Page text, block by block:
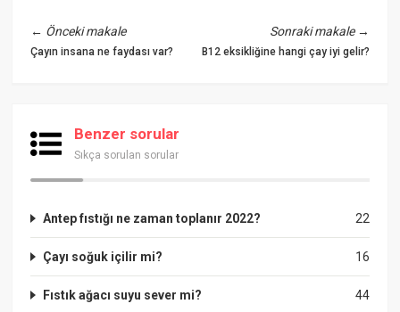
← Önceki makale
Çayın insana ne faydası var?
Sonraki makale→
B12 eksikliğine hangi çay iyi gelir?
Benzer sorular
Sıkça sorulan sorular
22
Antep fıstığı ne zaman toplanır 2022?
16
Çayı soğuk içilir mi?
44
Fıstık ağacı suyu sever mi?